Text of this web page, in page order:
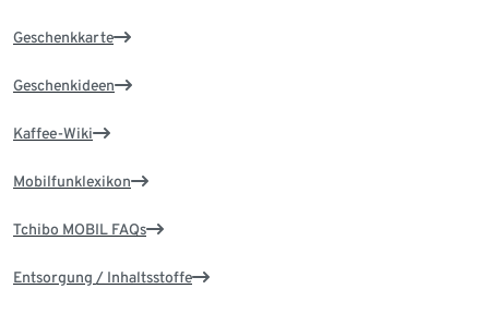
Geschenkkarte
Geschenkideen
Kaffee-Wiki
Mobilfunklexikon
Tchibo MOBIL FAQs
Entsorgung / Inhaltsstoffe